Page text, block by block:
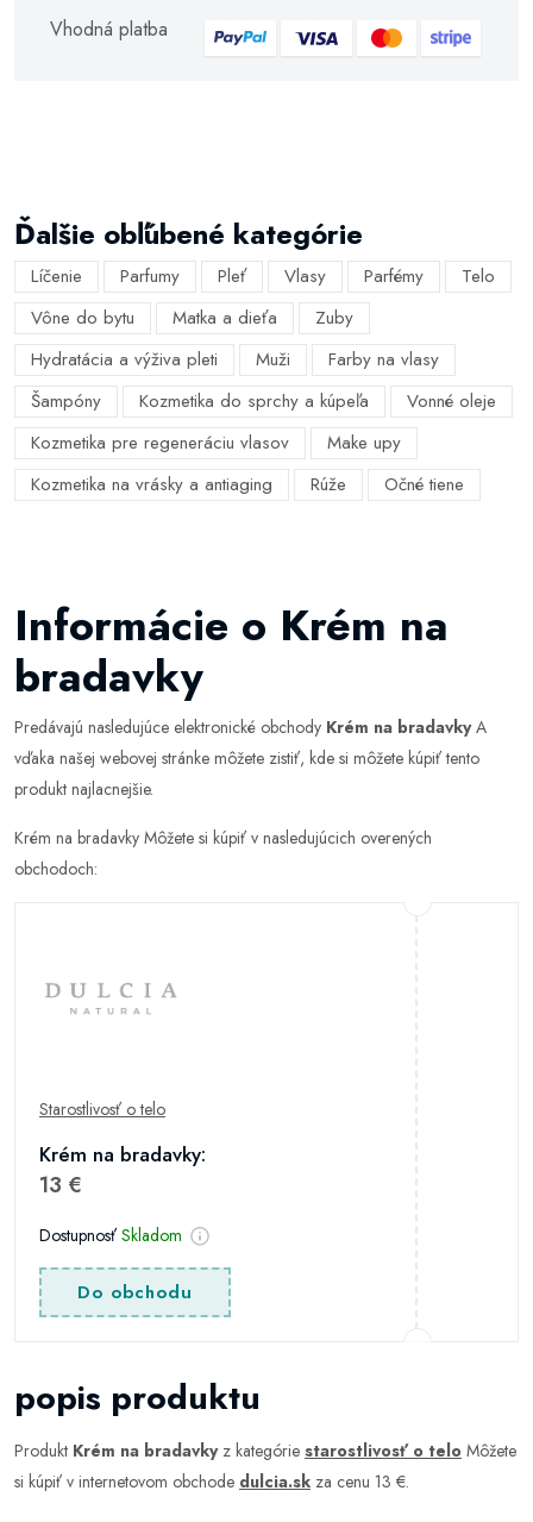
Vhodná platba
Ďalšie obľúbené kategórie
Líčenie Parfumy Pleť Vlasy Parfémy
Telo
Vône do bytu
Matka a dieťa
Zuby
Hydratácia a výživa pleti
Muži
Farby na vlasy
Šampóny
Kozmetika do sprchy a kúpeľa
Vonné oleje
Kozmetika pre regeneráciu vlasov
Make upy
Kozmetika na vrásky a antiaging
Rúže Očné tiene
Informácie o Krém na
bradavky
Predávajú nasledujúce elektronické obchody Krém na bradavkyA
vďaka našej webovej stránke môžete zistiť, kde si môžete kúpiť tento
produkt najlacnejšie.
Krém na bradavky Môžete si kúpiť v nasledujúcich overených
obchodoch:
Starostlivosť o telo
Krém na bradavky:
13 €
Dostupnosť Skladom
Do obchodu
popis produktu
Produkt Krém na bradavkyz kategórie starostlivosť o telo Môžete
si kúpiť v internetovom obchode dulcia.sk za cenu 13 €.